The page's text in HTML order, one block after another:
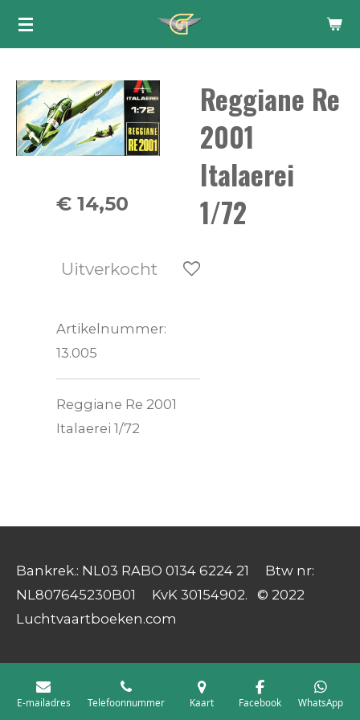
Ga
de
hoofdinhoud
Reggiane Re
2001
Italaerei
1/72
€ 14,50
Uitverkocht
Artikelnummer:
13.005
Reggiane Re 2001
Italaerei 1/72
Bankrek.: NL03 RABO 0134 6224 21 Btw nr:
NL807645230B01 KvK 30154902. © 2022
Luchtvaartboeken.com
E-mailadres Telefoonnummer Kaart Facebook WhatsApp